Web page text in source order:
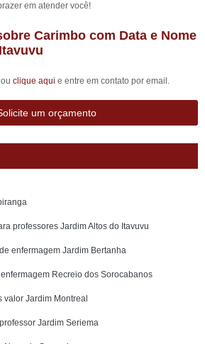
em atender você!
Carimbo com Data e Nome
ou clique aqui e entre em contato por email.
um orçamento
professores Jardim Altos do Itavuvu
enfermagem Jardim Bertanha
Recreio dos Sorocabanos
Jardim Montreal
Jardim Seriema